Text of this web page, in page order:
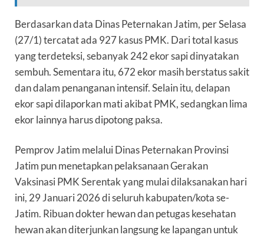
Berdasarkan data Dinas Peternakan Jatim, per Selasa
(27/1) tercatat ada 927 kasus PMK. Dari total kasus
yang terdeteksi, sebanyak 242 ekor sapi dinyatakan
sembuh. Sementara itu, 672 ekor masih berstatus sakit
dan dalam penanganan intensif. Selain itu, delapan
ekor sapi dilaporkan mati akibat PMK, sedangkan lima
ekor lainnya harus dipotong paksa.
Pemprov Jatim melalui Dinas Peternakan Provinsi
Jatim pun menetapkan pelaksanaan Gerakan
Vaksinasi PMK Serentak yang mulai dilaksanakan hari
ini, 29 Januari 2026 di seluruh kabupaten/kota se-
Jatim. Ribuan dokter hewan dan petugas kesehatan
hewan akan diterjunkan langsung ke lapangan untuk